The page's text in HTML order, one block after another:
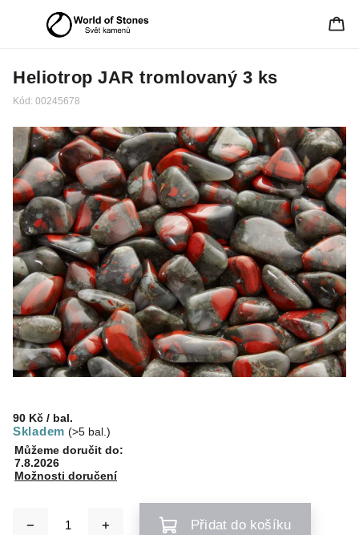
Heliotrop JAR tromlovaný 3 ks
Kód: 00245678
90 Kč / bal.
Skladem (>5 bal.)
Můžeme doručit do:
7.8.2026
Možnosti doručení
Přidat do košíku